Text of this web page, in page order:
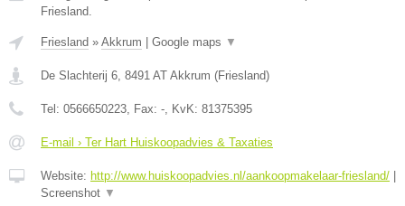
Friesland.
Friesland » Akkrum Google maps ▼
De Slachterij 6, 8491 AT Akkrum (Friesland)
Tel: 0566650223, Fax: -, KvK: 81375395
E-mail › Ter Hart Huiskoopadvies & Taxaties
Website: http://www.huiskoopadvies.nl/aankoopmakelaar-friesland/
Screenshot ▼